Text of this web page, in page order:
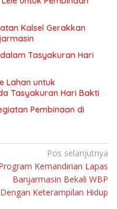
Kalsel Gerakkan
Tasyakuran Hari
Lahan untuk
Tasyakuran Hari Bakti
Pembinaan di
Pos selanjutnya
Kemandirian Lapas
Banjarmasin Bekali WBP
Dengan Keterampilan Hidup